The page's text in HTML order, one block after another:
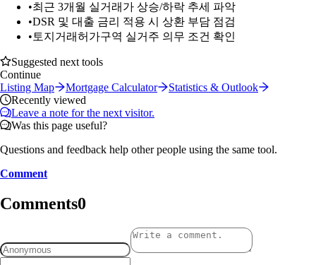
•최근 3개월 실거래가 상승/하락 추세 파악
•DSR 및 대출 금리 적용 시 상환 부담 점검
• 토지거래허가구역 실거주 의무 조건 확인
Suggested next tools
Continue
Listing Map
Mortgage Calculator
Statistics & Outlook
Recently viewed
Leave a note for the next visitor.
Was this page useful?
Questions and feedback help other people using the same tool.
Comment
Comments0